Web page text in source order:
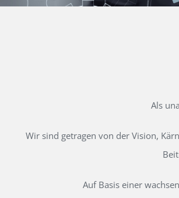
Als
Wir sind getragen von der Vision,
Auf Basis einer